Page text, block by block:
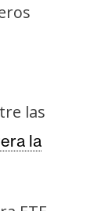
las
la